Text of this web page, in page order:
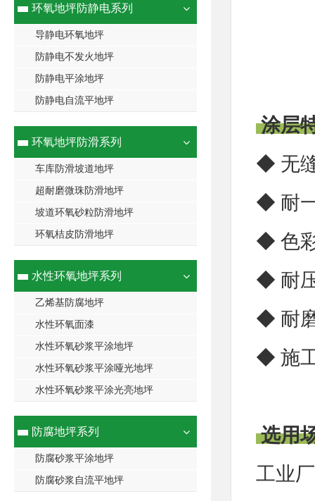
环氧地坪防静电系列
导静电环氧地坪
防静电不发火地坪
防静电平涂地坪
防静电自流平地坪
环氧地坪防滑系列
车库防滑坡道地坪
超耐磨微珠防滑地坪
坡道环氧砂粒防滑地坪
环氧桔皮防滑地坪
水性环氧地坪系列
乙烯基防腐地坪
水性环氧面漆
水性环氧砂浆平涂地坪
水性环氧砂浆平涂哑光地坪
水性环氧砂浆平涂光亮地坪
防腐地坪系列
防腐砂浆平涂地坪
防腐砂浆自流平地坪
涂层
◆ 无
◆ 耐
◆ 色
◆ 耐
◆ 耐
◆ 施
选用
工业